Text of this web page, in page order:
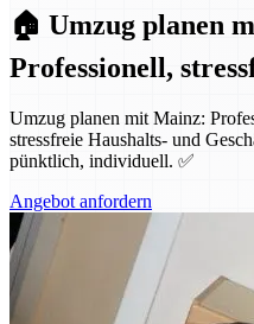
🏠 Umzug planen
Professionell,
Umzug planen mit Mainz:
stressfreie Haushalts- und
pünktlich, individuell. ✅
Angebot anfordern